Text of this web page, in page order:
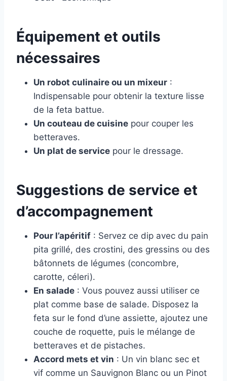
Équipement et outils
nécessaires
Un robot culinaire ou un mixeur :
Indispensable pour obtenir la texture lisse
de la feta battue.
Un couteau de cuisine pour couper les
betteraves.
Un plat de service pour le dressage.
Suggestions de service et
d’accompagnement
Pour l’apéritif : Servez ce dip avec du pain
pita grillé, des crostini, des gressins ou des
bâtonnets de légumes (concombre,
carotte, céleri).
En salade : Vous pouvez aussi utiliser ce
plat comme base de salade. Disposez la
feta sur le fond d’une assiette, ajoutez une
couche de roquette, puis le mélange de
betteraves et de pistaches.
Accord mets et vin : Un vin blanc sec et
vif comme un Sauvignon Blanc ou un Pinot